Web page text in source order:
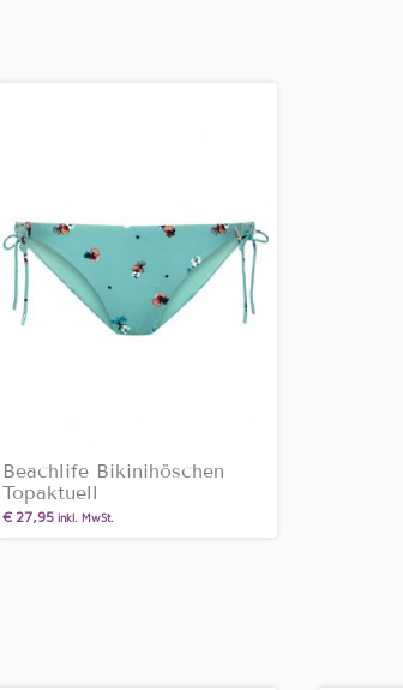
Beachlife Bikinihöschen
Topaktuell
€27,95 inkl. MwSt.